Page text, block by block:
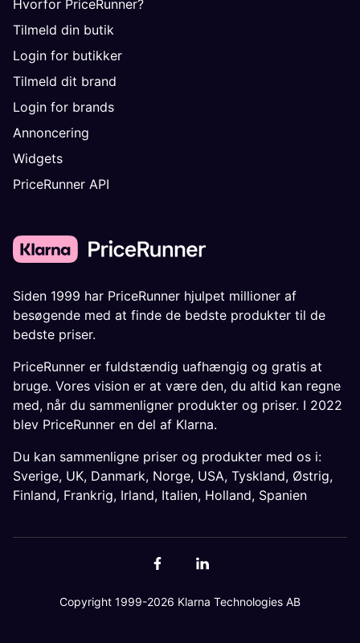
Hvorfor PriceRunner?
Tilmeld din butik
Login for butikker
Tilmeld dit brand
Login for brands
Annoncering
Widgets
PriceRunner API
Siden 1999 har PriceRunner hjulpet millioner af
besøgende med at finde de bedste produkter til de
bedste priser.
PriceRunner er fuldstændig uafhængig og gratis at
bruge. Vores vision er at være den, du altid kan regne
med, når du sammenligner produkter og priser. I 2022
blev PriceRunner en del af Klarna.
Du kan sammenligne priser og produkter med os i:
Sverige, UK, Danmark, Norge, USA, Tyskland, Østrig,
Finland, Frankrig, Irland, Italien, Holland, Spanien
Copyright 1999-2026 Klarna Technologies AB